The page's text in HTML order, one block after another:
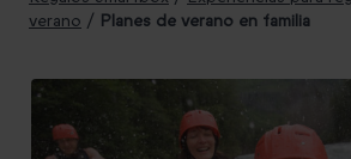
verano / Planes de verano en familia